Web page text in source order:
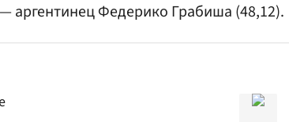
аргентинец Федерико Грабиша (48,12).